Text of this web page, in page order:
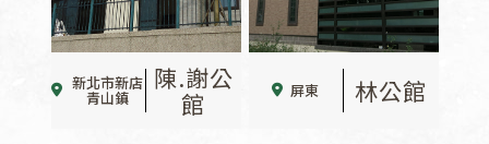
新北市新店
青山鎮
陳.謝公
館
屏東 林公館